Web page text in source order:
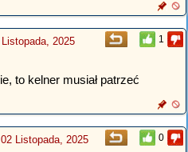
1
2025
to kelner musiał patrzeć
0
02 Listopada, 2025